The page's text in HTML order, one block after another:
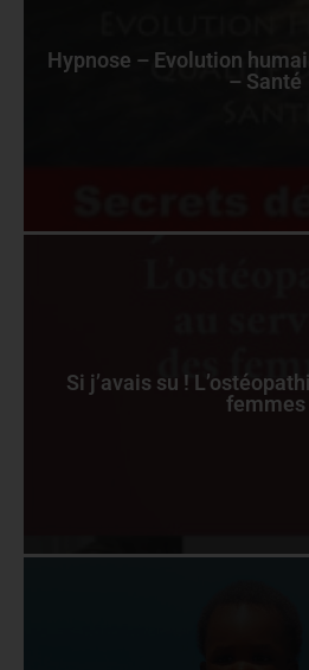
Hypnose – Evolution
– Santé
Si j’avais su !
femmes